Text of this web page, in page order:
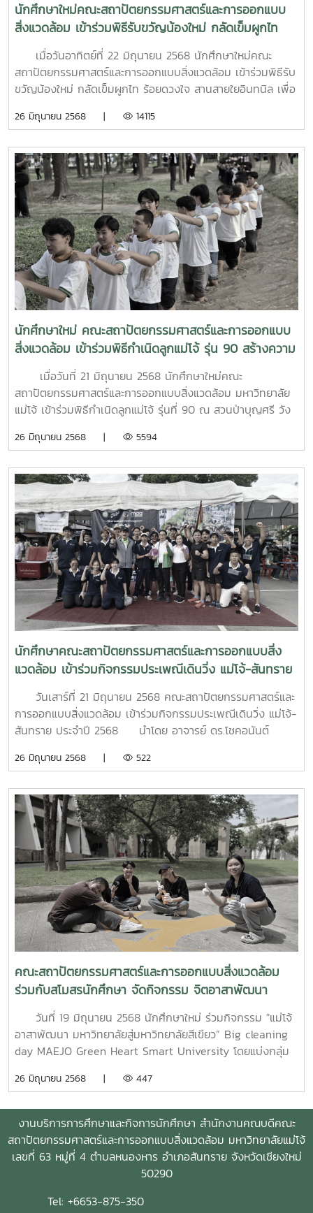
นักศึกษาใหม่คณะสถาปัตยกรรมศาสตร์และการออกแบบ
สิ่งแวดล้อม เข้าร่วมพิธีรับขวัญน้องใหม่ กลัดเข็มผูกไท
ร้อยดวงใจ สานสายใยอินทนิล
เมื่อวันอาทิตย์ที่ 22 มิถุนายน 2568 นักศึกษาใหม่คณะ
สถาปัตยกรรมศาสตร์และการออกแบบสิ่งแวดล้อม เข้าร่วมพิธีรับ
ขวัญน้องใหม่ กลัดเข็มผูกไท ร้อยดวงใจ สานสายใยอินทนิล เพื่อ
กิจกรรมเสริมสร้างอัตลักษณ์ลูกแม่โจ้อย่างสมบูรณ์ และสร้าง
มหาวิทยาลัย โดยมี อาจารย์ ดร.โชคอนันต์ วาณิชย์เลิศธนา
สาร คณบดี พร้อมด้วย ผู้ช่วยศาสตราจารย์พันธ์ศักดิ์ ภักดี รอง
คณบดี เป็นตัวแทนผู้บริหารและคณาจารย์ของคณะ เจิมหน้าผาก
ให้แก่นักศึกษาใหม่ ณ สนามกีฬาอินทนิล มหาวิทยาลัยแม่โจ้
จังหวัดเชียงใหม่
26 มิถุนายน 2568 | 14115
นักศึกษาใหม่ คณะสถาปัตยกรรมศาสตร์และการออกแบบ
สิ่งแวดล้อม เข้าร่วมพิธีกำเนิดลูกแม่โจ้ รุ่น 90 สร้างความ
ภาคภูมิใจให้นักศึกษาใหม่สู่การเป็นลูกแม่โจ้โดยสมบูรณ์
เมื่อวันที่ 21 มิถุนายน 2568 นักศึกษาใหม่คณะ
สถาปัตยกรรมศาสตร์และการออกแบบสิ่งแวดล้อม มหาวิทยาลัย
แม่โจ้ เข้าร่วมพิธีกำเนิดลูกแม่โจ้ รุ่นที่ 90 ณ สวนป่าบุญศรี วัง
สืบสานประเพณี เรียนรู้ถึงวิถี ปรัชญา อัตลักษณ์ของ
ภูมิใจให้นักศึกษาใหม่สู่การเป็นลูกแม่โจ้โดยสมบูรณ์ ภายใต้
โครงการเสริมสร้างอัตลักษณ์ลูกแม่โจ้ รุ่นที่ 90 ขอแสดงความ
ยินดีกับนักศึกษาใหม่ คณะสถาปัตยกรรมศาสตร์และการออกแบบ
สิ่งแวดล้อมทุกคน บัดนี้ ท่านเป็นลูกแม่โจ้ โดยสมบูรณ์แล้ว
26 มิถุนายน 2568 | 5594
นักศึกษาคณะสถาปัตยกรรมศาสตร์และการออกแบบสิ่ง
แวดล้อม เข้าร่วมกิจกรรมประเพณีเดินวิ่ง แม่โจ้-สันทราย
ประจำปี 2568
วันเสาร์ที่ 21 มิถุนายน 2568 คณะสถาปัตยกรรมศาสตร์และ
การออกแบบสิ่งแวดล้อม เข้าร่วมกิจกรรมประเพณีเดินวิ่ง แม่โจ้-
สันทราย ประจำปี 2568 นำโดย อาจารย์ ดร.โชคอนันต์
ศักดิ์ ภักดี รองคณบดี คณาจารย์ในคณะ นักศึกษาปัจจุบัน และ
แข่งขัน นำโดย ผู้ช่วยศาตราจารย์ดิศสกุล อึ้งตระกูล นำตัวแทน
นักศึกษาใหม่ จำนวน 13 คน วิ่งเข้าเส้นชัย ณ ที่ว่าการอำเภอ
สันทราย และผู้ช่วยศาสตราจารย์พันธ์ศักดิ์ ภักดี รองคณบดี ได้
นำนักศึกษาใหม่ส่วนที่เหลือ เข้าทำบุญถวายสังฆทาน ณ วัดศรี
ดอนชัยป่าตึงงาม (วัดแม่แก้ดน้อย) ในการนี้ ท่านพระครูวิศาล
จริยคุณ เจ้าอาวาสศรีดอนชัยป่าตึงงาม (วัดแม่แก้ดน้อย) ได้
กล่าวต้อนรับ และให้พรแก่นักศึกษาใหม่ เพื่อความเป็นสิริมงคล
26 มิถุนายน 2568 | 522
คณะสถาปัตยกรรมศาสตร์และการออกแบบสิ่งแวดล้อม
ร่วมกับสโมสรนักศึกษา จัดกิจกรรม จิตอาสาพัฒนา
มหาวิทยาลัย Big cleaning day MAEJO Green Heart
Smart University
วันที่ 19 มิถุนายน 2568 นักศึกษาใหม่ ร่วมกิจกรรม "แม่โจ้
อาสาพัฒนา มหาวิทยาลัยสู่มหาวิทยาลัยสีเขียว” Big cleaning
day MAEJO Green Heart Smart University โดยแบ่งกลุ่ม
นักศึกษามีจิตอาสา มีส่วนร่วมในการดูแล พัฒนามหาวิทยาลัย
มหาวิทยาลัยสีเขียว ทั้งนี้ ได้รับการสนับสนุน สีทาถนน จาก
บริษัท ทีโอเอ เพ้นท์ (ประเทศไทย) จำกัด (มหาชน) ส่งมอบโดย
คุณรัชพล ชวนทิวรรธ์น (ผู้จัดการขาย เขตเหนือ1), คุณประสิทธิ
พงษ์ ขวัญทอง (ผู้แทนขาย เขตเหนือ1), คุณโสรัฐ ภูเนาว์นิล
เขตเหนือ1) และคุณธีราภรณ์ จรดล (ประสานงานโครงการภาค
26 มิถุนายน 2568 | 447
งานบริการการศึกษาและกิจการนักศึกษา สำนักงานคณบดีคณะ
สถาปัตยกรรมศาสตร์และการออกแบบสิ่งแวดล้อม มหาวิทยาลัยแม่โจ้
เลขที่ 63 หมู่ที่ 4 ตำบลหนองหาร อำเภอสันทราย จังหวัดเชียงใหม่
50290
Tel: +6653-875-350